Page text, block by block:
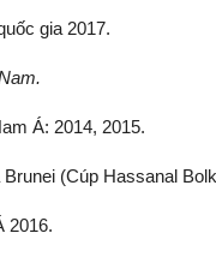
gia 2017.
Á: 2014, 2015.
(Cúp Hassanal
2016.